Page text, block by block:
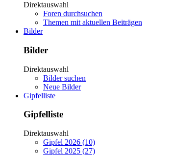
Direktauswahl
Foren durchsuchen
Themen mit aktuellen Beiträgen
Bilder
Bilder
Direktauswahl
Bilder suchen
Neue Bilder
Gipfelliste
Gipfelliste
Direktauswahl
Gipfel 2026 (10)
Gipfel 2025 (27)